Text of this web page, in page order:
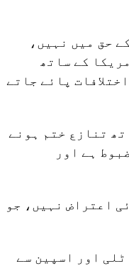
حق میں نہیں،
کے ساتھ
پائے جاتے
تنازع ختم ہونے
ہے اور
اعتراض نہیں، جو
اور اسپین سے